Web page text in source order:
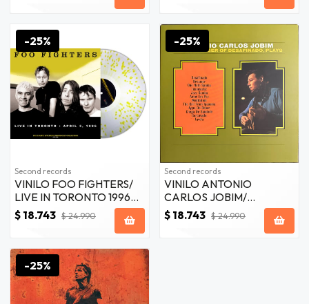
-25%
Second records
VINILO FOO FIGHTERS/
LIVE IN TORONTO 1996
(COLORED) 1LP
$ 18.743 $ 24.990
-25%
Second records
VINILO ANTONIO
CARLOS JOBIM/
COMPOSITORES OF
DESAFINADO 1LP
$ 18.743 $ 24.990
-25%